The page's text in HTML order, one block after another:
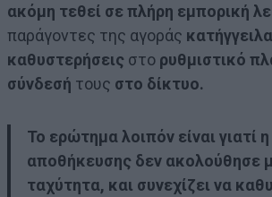
ακόμη τεθεί σε πλήρη εμπορική
παράγοντες της αγοράς
καθυστερήσεις στο ρυθμιστικό
σύνδεσή τους στο δίκτυο.
Το ερώτημα λοιπόν είναι γιατί
αποθήκευσης δεν ακολούθησε
ταχύτητα, και συνεχίζει να